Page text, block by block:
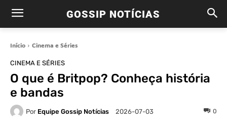
GOSSIP NOTÍCIAS
Início Cinema e Séries
CINEMA E SÉRIES
O que é Britpop? Conheça história
e bandas
Por Equipe Gossip Notícias 2026-07-03 0